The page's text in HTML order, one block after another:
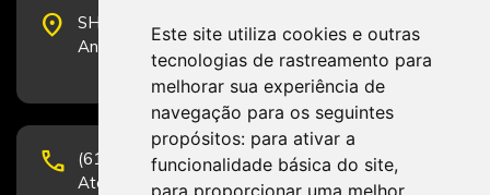
Este site utiliza cookies e outras
tecnologias de rastreamento para
melhorar sua experiência de
navegação para os seguintes
propósitos: para ativar a
funcionalidade básica do site,
para proporcionar uma melhor
place
SHS Quadra 6, Bloco E, Complexo Brasil 21, 20º
Andar, Sala 2001 - CEP 70322-915 - Brasília/DF
phone
(61) 3223-1652 e (61) 98131-3801.
Atendimento por telefone em horário comercial